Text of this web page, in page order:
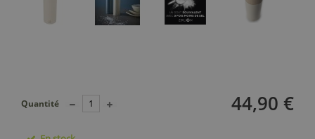
44,90 €
Quantité